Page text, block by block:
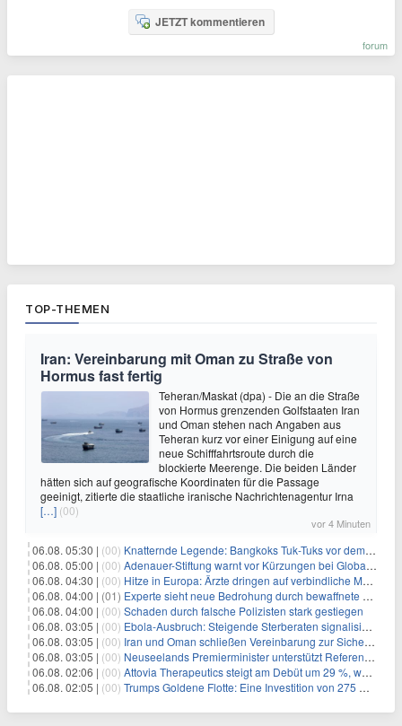
JETZT kommentieren
forum
TOP-THEMEN
Iran: Vereinbarung mit Oman zu Straße von
Hormus fast fertig
Teheran/Maskat (dpa) - Die an die Straße
von Hormus grenzenden Golfstaaten Iran
und Oman stehen nach Angaben aus
Teheran kurz vor einer Einigung auf eine
neue Schifffahrtsroute durch die
blockierte Meerenge. Die beiden Länder
hätten sich auf geografische Koordinaten für die Passage
geeinigt, zitierte die staatliche iranische Nachrichtenagentur Irna
[…] (00)
vor 4 Minuten
06.08. 05:30 | (00) Knatternde Legende: Bangkoks Tuk-Tuks vor dem Aus?
06.08. 05:00 | (00) Adenauer-Stiftung warnt vor Kürzungen bei Globaler Gesundheit
06.08. 04:30 | (00) Hitze in Europa: Ärzte dringen auf verbindliche Maßnahmen
06.08. 04:00 | (01) Experte sieht neue Bedrohung durch bewaffnete Drohnen
06.08. 04:00 | (00) Schaden durch falsche Polizisten stark gestiegen
06.08. 03:05 | (00) Ebola-Ausbruch: Steigende Sterberaten signalisieren dringenden Bedarf an verbesserter Gesundheitsinfrastruktur
06.08. 03:05 | (00) Iran und Oman schließen Vereinbarung zur Sicherung des Schiffsverkehrs durch die Straße von Hormuz
06.08. 03:05 | (00) Neuseelands Premierminister unterstützt Referendum über das Wahlsystem: Ein Schritt in Richtung verbesserter demokratischer Beteiligung
06.08. 02:06 | (00) Attovia Therapeutics steigt am Debüt um 29 %, was starkes Investorenvertrauen in biotechnologische Innovation signalisiert
06.08. 02:05 | (00) Trumps Goldene Flotte: Eine Investition von 275 Milliarden Dollar in militärische Macht